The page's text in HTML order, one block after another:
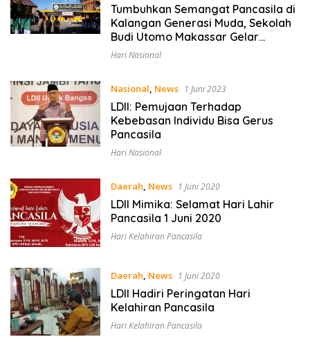
2023
Tumbuhkan Semangat Pancasila di
Kalangan Generasi Muda, Sekolah
Budi Utomo Makassar Gelar
Upacara Bendera
Hari Nasional
Nasional, News 1 Juni 2023
LDII: Pemujaan Terhadap
Kebebasan Individu Bisa Gerus
Pancasila
Hari Nasional
Daerah, News 1 Juni 2020
LDII Mimika: Selamat Hari Lahir
Pancasila 1 Juni 2020
Hari Kelahiran Pancasila
Daerah, News 1 Juni 2020
LDII Hadiri Peringatan Hari
Kelahiran Pancasila
Hari Kelahiran Pancasila